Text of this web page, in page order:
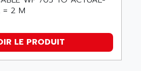
= 2 M
LE PRODUIT